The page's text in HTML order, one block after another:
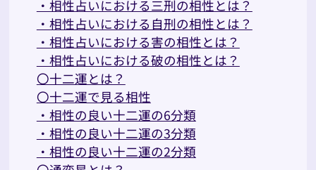
・相性占いにおける三刑の相性とは？
・相性占いにおける自刑の相性とは？
・相性占いにおける害の相性とは？
・相性占いにおける破の相性とは？
〇十二運とは？
〇十二運で見る相性
・相性の良い十二運の6分類
・相性の良い十二運の3分類
・相性の良い十二運の2分類